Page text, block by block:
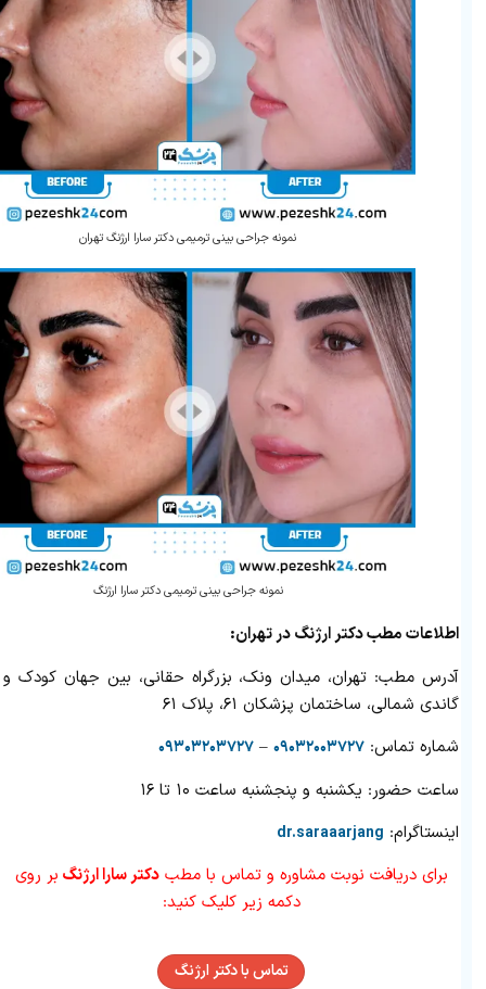
نمونه جراحی بینی ترمیمی دکتر سارا ارژنگ تهران
نمونه جراحی بینی ترمیمی دکتر سارا ارژنگ
اطلاعات مطب دکتر ارژنگ در تهران:
آدرس مطب: تهران، میدان ونک، بزرگراه حقانی، بین جهان کودک و
گاندی شمالی، ساختمان پزشکان ۶۱، پلاک ۶۱
شماره تماس: ۰۹۰۳۲۰۰۳۷۲۷ – ۰۹۳۰۳۲۰۳۷۲۷
ساعت حضور: یکشنبه و پنجشنبه ساعت ۱۰ تا ۱۶
اینستاگرام: dr.saraaarjang
برای دریافت نوبت مشاوره و تماس با مطبدکتر سارا ارژنگ بر روی
دکمه زیر کلیک کنید:
تماس با دکتر ارژنگ